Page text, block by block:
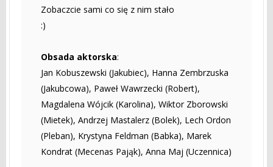
Zobaczcie sami co się z nim stało
:)
Obsada aktorska:
Jan Kobuszewski (Jakubiec), Hanna Zembrzuska
(Jakubcowa), Paweł Wawrzecki (Robert),
Magdalena Wójcik (Karolina), Wiktor Zborowski
(Mietek), Andrzej Mastalerz (Bolek), Lech Ordon
(Pleban), Krystyna Feldman (Babka), Marek
Kondrat (Mecenas Pająk), Anna Maj (Uczennica)